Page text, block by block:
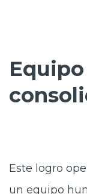
Este logro
un equipo